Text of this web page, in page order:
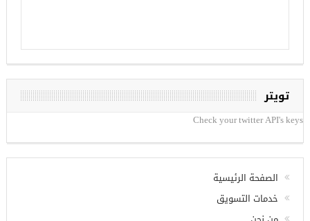
Check your twitter API's keys